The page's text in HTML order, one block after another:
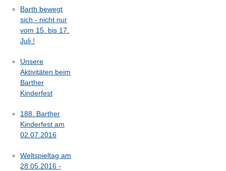
Barth bewegt
sich - nicht nur
vom 15. bis 17.
Juli !
Unsere
Aktivitäten beim
Barther
Kinderfest
188. Barther
Kinderfest am
02.07.2016
Weltspieltag am
28.05.2016 -